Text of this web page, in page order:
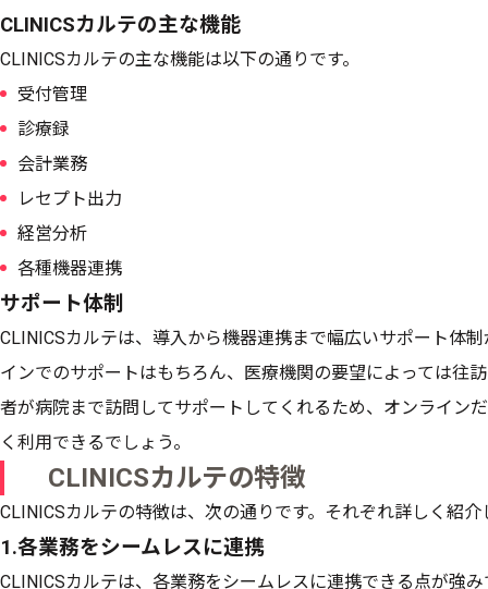
CLINICSカルテの主な機能
CLINICSカルテの主な機能は以下の通りです。
受付管理
診療録
会計業務
レセプト出力
経営分析
各種機器連携
サポート体制
CLINICSカルテは、導入から機器連携まで幅広いサポート体
インでのサポートはもちろん、医療機関の要望によっては往
者が病院まで訪問してサポートしてくれるため、オンライン
く利用できるでしょう。
CLINICSカルテの特徴
CLINICSカルテの特徴は、次の通りです。それぞれ詳しく紹介
1.各業務をシームレスに連携
CLINICSカルテは、各業務をシームレスに連携できる点が強